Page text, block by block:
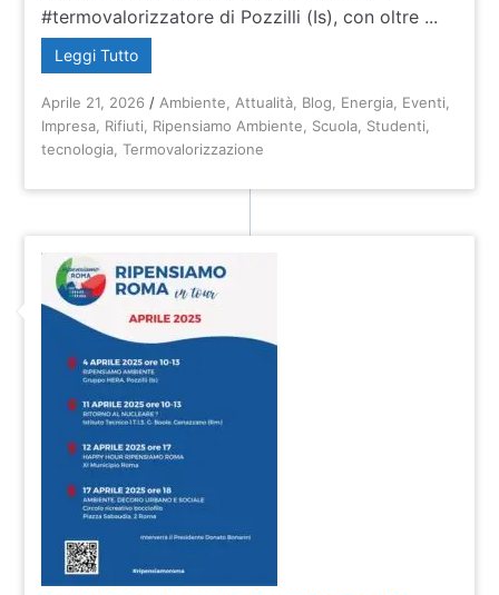
#termovalorizzatore di Pozzilli (Is), con oltre ...
Leggi Tutto
Aprile 21, 2026 / Ambiente Attualità Blog Energia Eventi
Impresa Rifiuti Ripensiamo Ambiente Scuola Studenti
tecnologia ,Termovalorizzazione